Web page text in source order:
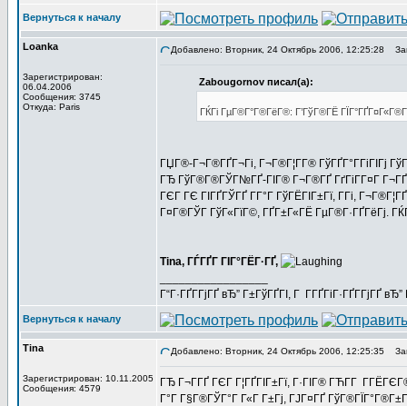
Вернуться к началу
Loanka
Зарегистрирован:
06.04.2006
Сообщения: 3745
Откуда: Paris
Добавлено: Вторник, 24 Октябрь 2006, 12:25:28
Zabougornov писал(а):
ГЌГі ГµГ®Г°Г®ГёГ®: Г’ГўГ®ГЁ
ГЏГ®-Г¬Г®ГҐГ¬Гі, Г¬Г®Г¦Г­Г® ГўГҐГ°Г­ГіГІГј
ГЂ ГўГ®Г®ГЎГ№ГҐ-ГІГ® Г¬Г®ГҐ ГґГіГ­Г¤Г
ГЄГ ГЄ ГІГҐГЎГҐ Г­Г°Г ГўГЁГІГ±Гї, Г­Гі,
Г¤Г®ГЎГ ГўГ«ГїГ©, ГҐГ±Г«ГЁ ГµГ®Г·ГҐГёГј.
Tina, ГЃГҐГ ГІГ°ГЁГ·ГҐ,
Г“Г·ГҐГ­ГјГҐ вЂ” Г±ГўГҐГІ, Г Г­ГҐГіГ·ГҐГ­ГјГҐ
Вернуться к началу
Tina
Зарегистрирован: 10.11.2005
Сообщения: 4579
Добавлено: Вторник, 24 Октябрь 2006, 12:25:35
ГЂ Г¬Г­ГҐ ГЄГ Г¦ГҐГІГ±Гї, Г·ГІГ® ГЋГ­Г
Г°Г Г§Г®ГЎГ°Г Г«Г Г±Гј, ГЈГ¤ГҐ